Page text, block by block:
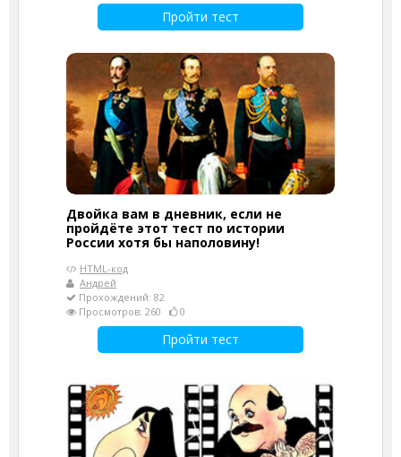
Пройти тест
Двойка вам в дневник, если не
пройдёте этот тест по истории
России хотя бы наполовину!
HTML-код
Андрей
Прохождений: 82
Просмотров: 260
0
Пройти тест